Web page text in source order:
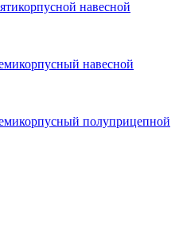
навесной
навесной
полуприцепной